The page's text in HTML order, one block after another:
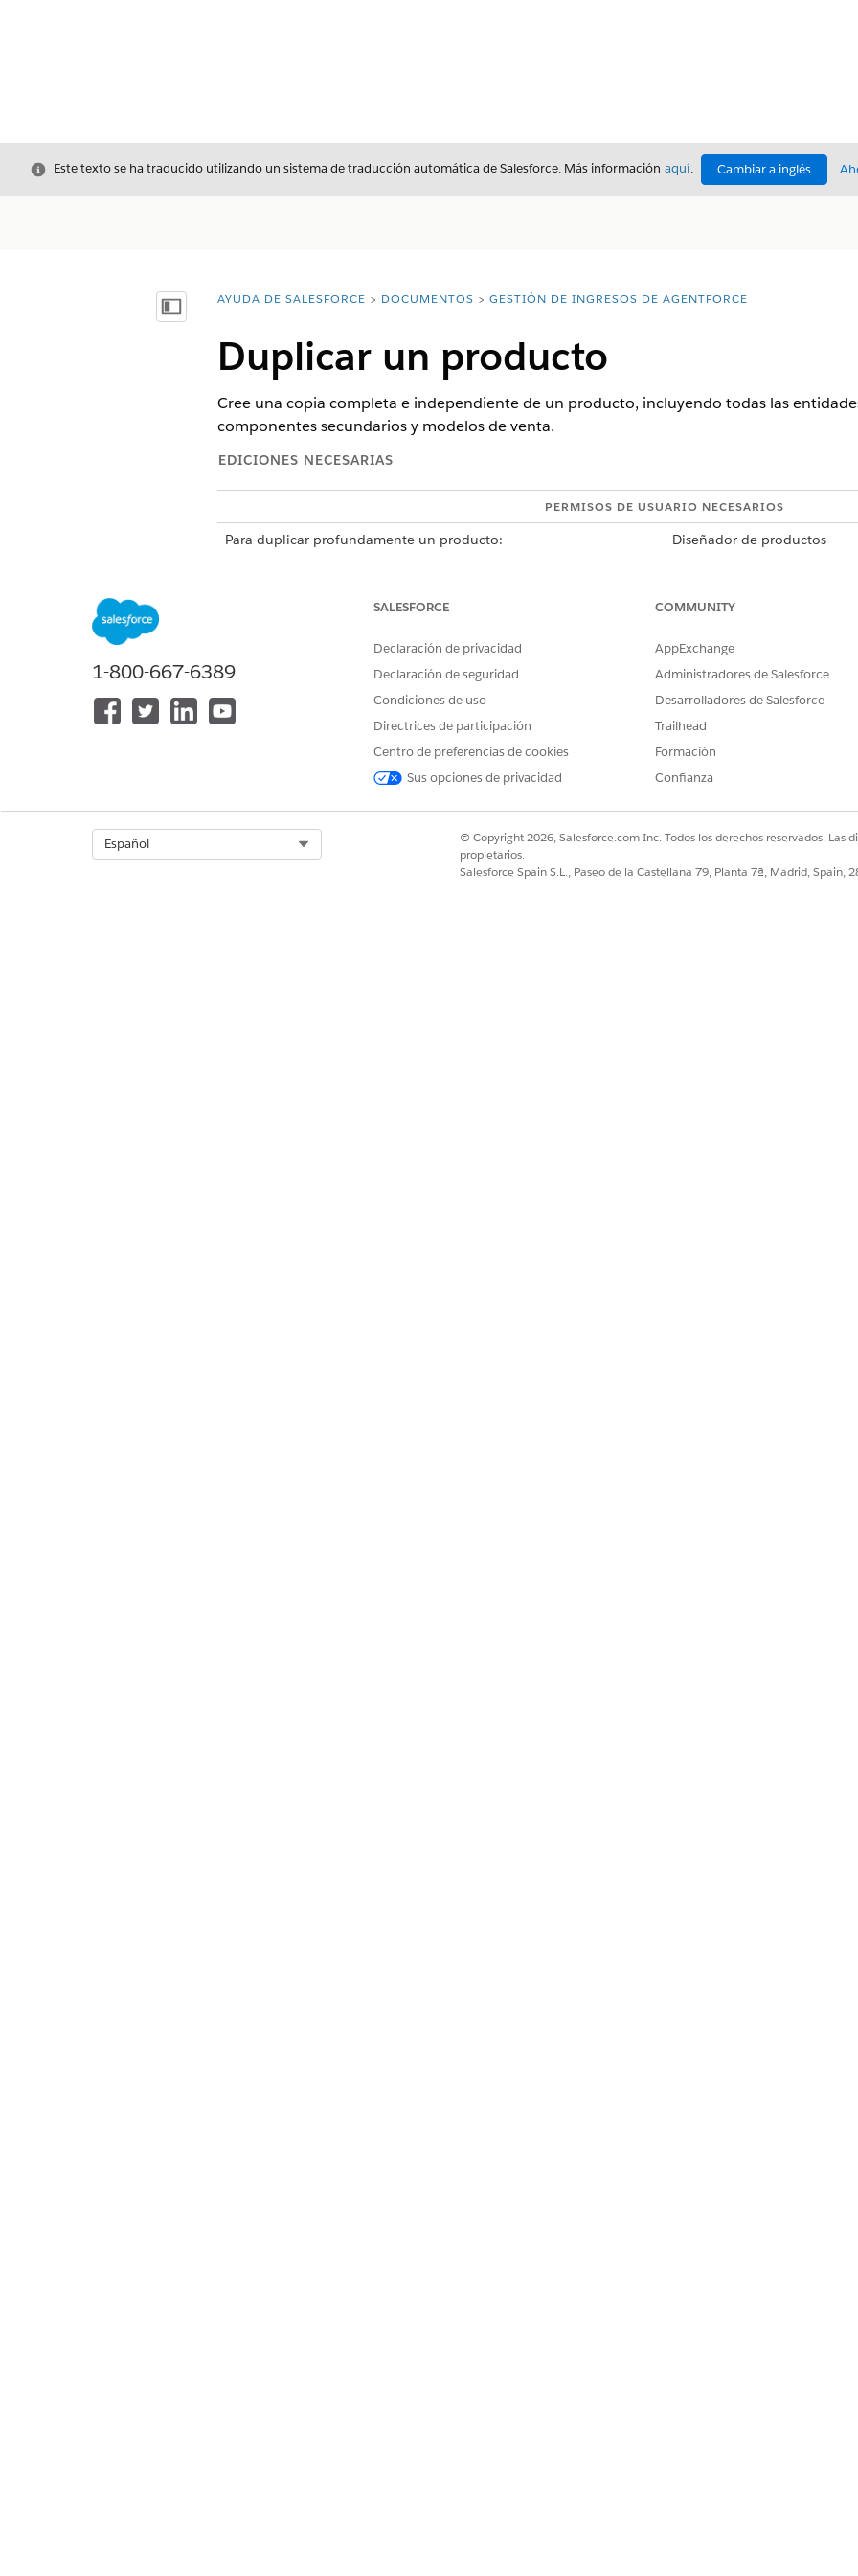
Cerrar
Este texto se ha traducido utilizando un sistema de traducción automática de Salesforce. Más información aquí. Cambiar a inglés
Mostrar índice de materias
Usted está aquí:
AYUDA DE SALESFORCE DOCUMENTOS GESTIÓN DE INGRESOS DE AGENTFORCE
Duplicar un producto
Cree una copia completa e independiente de un producto, incluyendo todas las
componentes secundarios y modelos de venta.
EDICIONES NECESARIAS
PERMISOS DE USUARIO NECESARIOS
Para duplicar profundamente un producto: Diseñador de productos
El producto se duplica profundamente. El resumen de duplicados profundos
¿RESOLVIÓ ESTE ARTÍCULO SU PROBLEMA?
¡Háganos saber cómo podemos mejorar!
1-800-667-6389
SALESFORCE
Declaración de privacidad
Declaración de seguridad
Condiciones de uso
Directrices de participación
Centro de preferencias de cookies
Sus opciones de privacidad
COMMUNITY
AppExchange
Administradores de Salesforce
Desarrolladores de Salesforce
Trailhead
Formación
Confianza
Español
© Copyright 2026, Salesforce.com Inc. Todos los derechos reservados. Las
propietarios.
Salesforce Spain S.L., Paseo de la Castellana 79, Planta 7ª, Madrid, Spain,